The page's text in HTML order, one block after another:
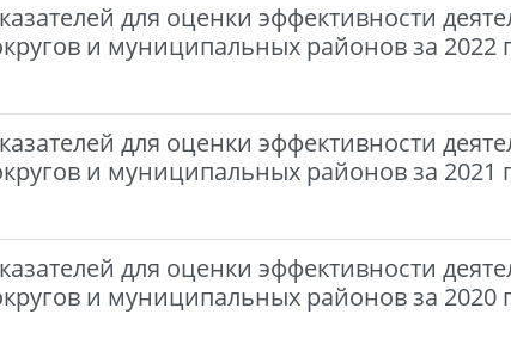
для оценки эффективности
и муниципальных районов за
для оценки эффективности
и муниципальных районов за
для оценки эффективности
и муниципальных районов за